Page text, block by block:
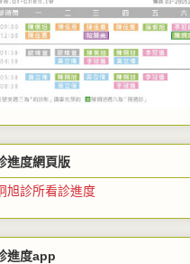
進度網頁版
旭診所看診進度
進度app